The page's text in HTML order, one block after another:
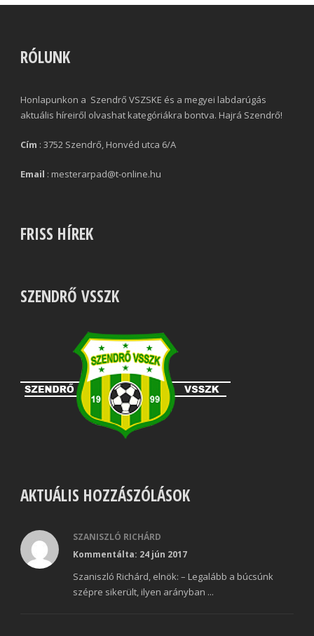
RÓLUNK
Honlapunkon a Szendrő VSZSKE és a megyei labdarúgás
aktuális híreiről olvashat kategóriákra bontva. Hajrá Szendrő!
Cím : 3752 Szendrő, Honvéd utca 6/A
Email : mesterarpad@t-online.hu
FRISS HÍREK
SZENDRŐ VSSZK
AKTUÁLIS HOZZÁSZÓLÁSOK
SZANISZLÓ RICHÁRD
Kommentálta: 24 jún 2017
Szaniszló Richárd, elnök: – Legalább a búcsúnk
szépre sikerült, ilyen arányban ...